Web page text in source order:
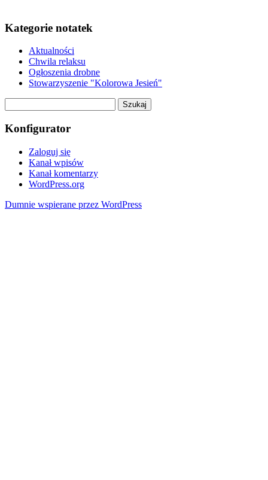
Kategorie notatek
Aktualności
Chwila relaksu
Ogłoszenia drobne
Stowarzyszenie "Kolorowa Jesień"
Konfigurator
Zaloguj się
Kanał wpisów
Kanał komentarzy
WordPress.org
Dumnie wspierane przez WordPress